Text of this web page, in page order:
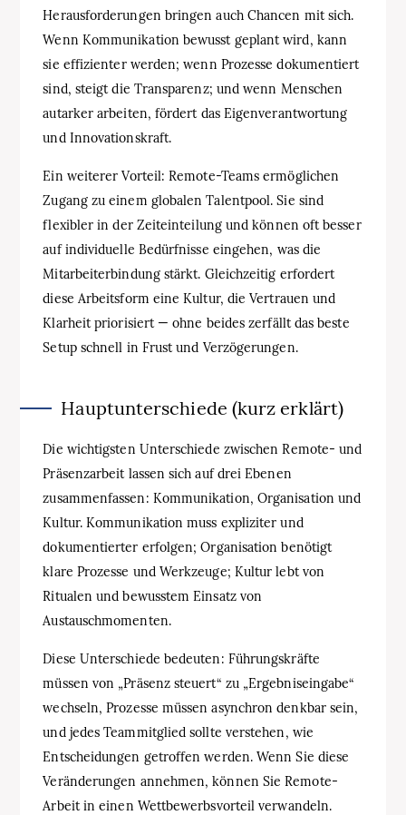
Herausforderungen bringen auch Chancen mit sich.
Wenn Kommunikation bewusst geplant wird, kann
sie effizienter werden; wenn Prozesse dokumentiert
sind, steigt die Transparenz; und wenn Menschen
autarker arbeiten, fördert das Eigenverantwortung
und Innovationskraft.
Ein weiterer Vorteil: Remote-Teams ermöglichen
Zugang zu einem globalen Talentpool. Sie sind
flexibler in der Zeiteinteilung und können oft besser
auf individuelle Bedürfnisse eingehen, was die
Mitarbeiterbindung stärkt. Gleichzeitig erfordert
diese Arbeitsform eine Kultur, die Vertrauen und
Klarheit priorisiert — ohne beides zerfällt das beste
Setup schnell in Frust und Verzögerungen.
Hauptunterschiede (kurz erklärt)
Die wichtigsten Unterschiede zwischen Remote- und
Präsenzarbeit lassen sich auf drei Ebenen
zusammenfassen: Kommunikation, Organisation und
Kultur. Kommunikation muss expliziter und
dokumentierter erfolgen; Organisation benötigt
klare Prozesse und Werkzeuge; Kultur lebt von
Ritualen und bewusstem Einsatz von
Austauschmomenten.
Diese Unterschiede bedeuten: Führungskräfte
müssen von „Präsenz steuert“ zu „Ergebniseingabe“
wechseln, Prozesse müssen asynchron denkbar sein,
und jedes Teammitglied sollte verstehen, wie
Entscheidungen getroffen werden. Wenn Sie diese
Veränderungen annehmen, können Sie Remote-
Arbeit in einen Wettbewerbsvorteil verwandeln.